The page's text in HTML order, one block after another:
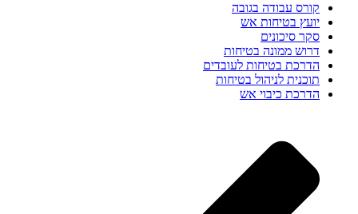
קורס עבודה בגובה
יועץ בטיחות אש
סקר סיכונים
דרוש ממונה בטיחות
הדרכת בטיחות לעובדים
תוכנית לניהול בטיחות
הדרכת כיבוי אש